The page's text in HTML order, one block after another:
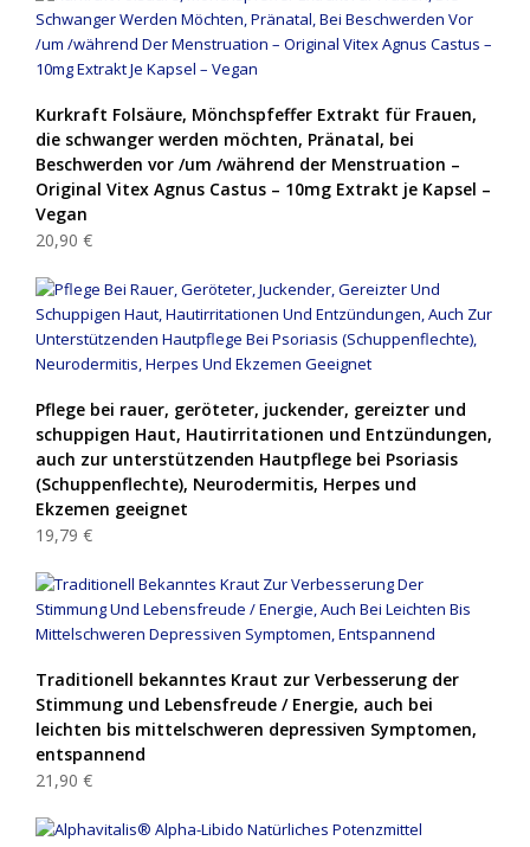
Kurkraft Folsäure, Mönchspfeffer Extrakt für Frauen,
die schwanger werden möchten, Pränatal, bei
Beschwerden vor /um /während der Menstruation –
Original Vitex Agnus Castus – 10mg Extrakt je Kapsel –
Vegan
20,90 €
Pflege bei rauer, geröteter, juckender, gereizter und
schuppigen Haut, Hautirritationen und Entzündungen,
auch zur unterstützenden Hautpflege bei Psoriasis
(Schuppenflechte), Neurodermitis, Herpes und
Ekzemen geeignet
19,79 €
Traditionell bekanntes Kraut zur Verbesserung der
Stimmung und Lebensfreude / Energie, auch bei
leichten bis mittelschweren depressiven Symptomen,
entspannend
21,90 €